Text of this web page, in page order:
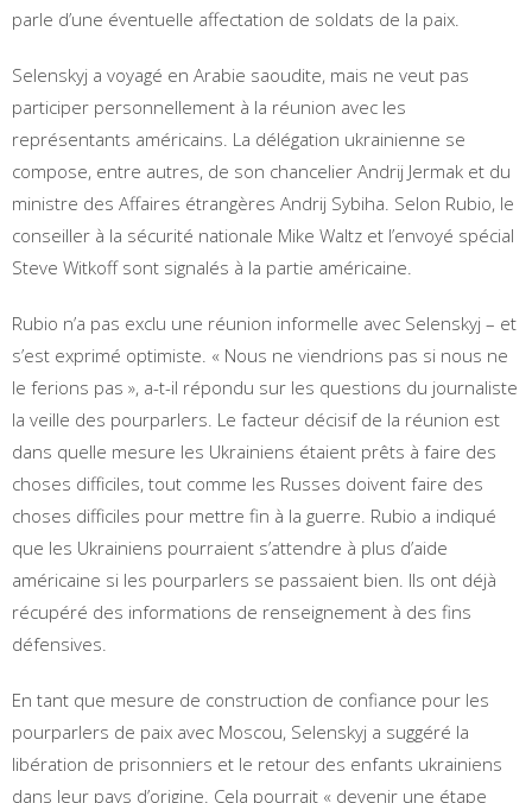
parle d’une éventuelle affectation de soldats de la paix.
Selenskyj a voyagé en Arabie saoudite, mais ne veut pas
participer personnellement à la réunion avec les
représentants américains. La délégation ukrainienne se
compose, entre autres, de son chancelier Andrij Jermak et du
ministre des Affaires étrangères Andrij Sybiha. Selon Rubio, le
conseiller à la sécurité nationale Mike Waltz et l’envoyé spécial
Steve Witkoff sont signalés à la partie américaine.
Rubio n’a pas exclu une réunion informelle avec Selenskyj – et
s’est exprimé optimiste. « Nous ne viendrions pas si nous ne
le ferions pas », a-t-il répondu sur les questions du journaliste
la veille des pourparlers. Le facteur décisif de la réunion est
dans quelle mesure les Ukrainiens étaient prêts à faire des
choses difficiles, tout comme les Russes doivent faire des
choses difficiles pour mettre fin à la guerre. Rubio a indiqué
que les Ukrainiens pourraient s’attendre à plus d’aide
américaine si les pourparlers se passaient bien. Ils ont déjà
récupéré des informations de renseignement à des fins
défensives.
En tant que mesure de construction de confiance pour les
pourparlers de paix avec Moscou, Selenskyj a suggéré la
libération de prisonniers et le retour des enfants ukrainiens
dans leur pays d’origine. Cela pourrait « devenir une étape